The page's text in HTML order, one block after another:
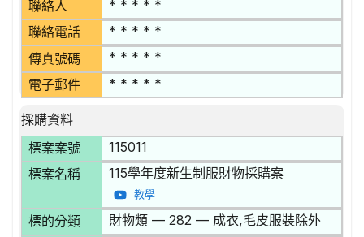
聯絡人 * * * * *
聯絡電話 * * * * *
傳真號碼 * * * * *
電子郵件 * * * * *
採購資料
標案案號
115011
標案名稱 115學年度新生制服財物採購案
教學
標的分類 財物類 — 282 — 成衣,毛皮服裝除外